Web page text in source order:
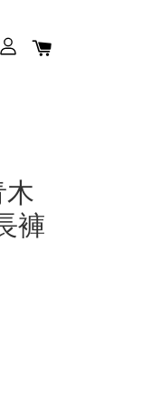
褲